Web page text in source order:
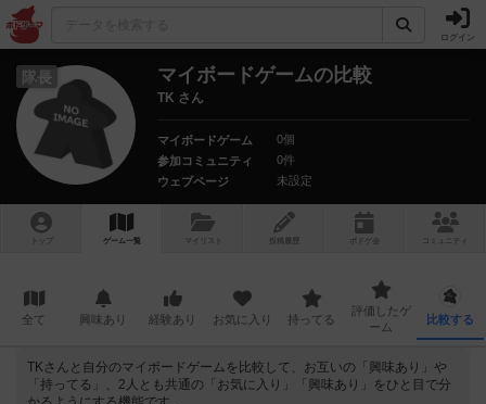
ログイン
隊長 マイボードゲームの比較
TK さん
マイボードゲーム
0個
参加コミュニティ
0件
ウェブページ
未設定
トップ ゲーム一覧 マイリスト 投稿履歴 ボ ドゲ コミュニティ
全て 興味あり 経験あり お気に入り 持ってる
評価したゲ
ーム
比較する
TKさんと自分のマイボードゲームを比較して、お互いの「興味あり」や
「持ってる」、2人とも共通の「お気に入り」「興味あり」をひと目で分